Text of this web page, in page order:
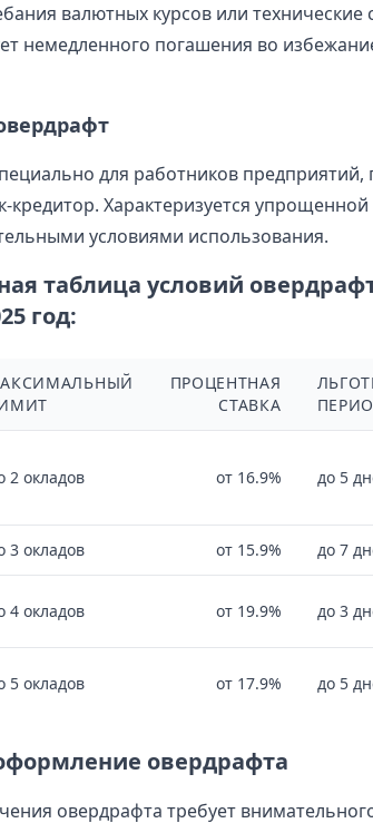
валютных курсов или технические
немедленного погашения во
для работников
кредитор. Характеризуется
условиями использования.
таблица условий
год:
ПРОЦЕНТНАЯ
СТАВКА
2 окладов от 16.9% до 5
3 окладов от 15.9% до 7
4 окладов от 19.9% до 3
5 окладов от 17.9% до 5
овердрафта
овердрафта требует